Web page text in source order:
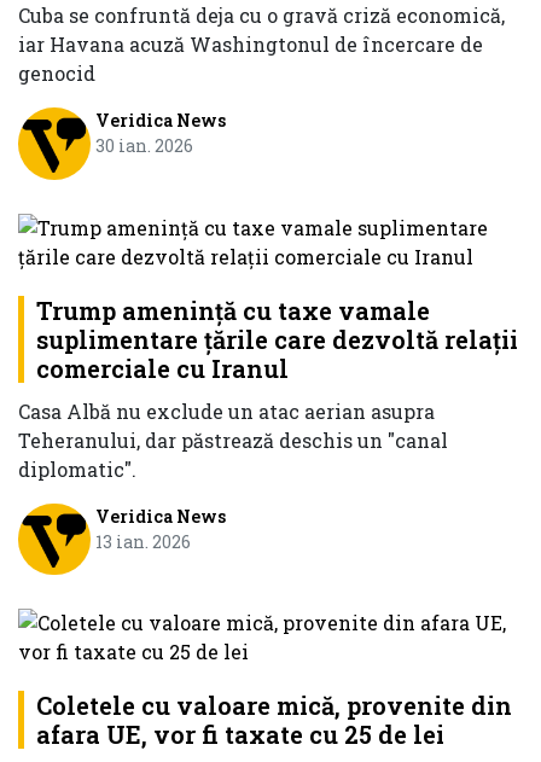
Cuba se confruntă deja cu o gravă criză economică,
iar Havana acuză Washingtonul de încercare de
genocid
Veridica News
30 ian. 2026
Trump ameninţă cu taxe vamale
suplimentare ţările care dezvoltă relaţii
comerciale cu Iranul
Casa Albă nu exclude un atac aerian asupra
Teheranului, dar păstrează deschis un "canal
diplomatic".
Veridica News
13 ian. 2026
Coletele cu valoare mică, provenite din
afara UE, vor fi taxate cu 25 de lei